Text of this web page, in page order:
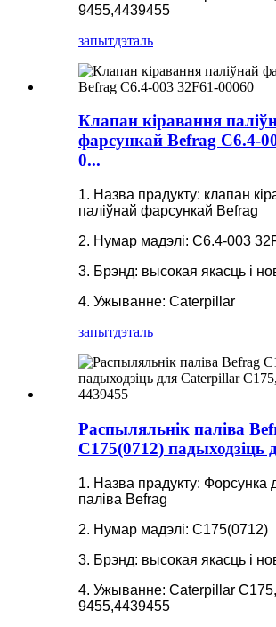
9455,4439455
запытдэталь
Клапан кіравання
фарсункай Befrag C6.4-
0...
1. Назва прадукту: клапан
паліўнай фарсункай Befrag
2. Нумар мадэлі: C6.4-003
3. Брэнд: высокая якасць і
4. Ужыванне: Caterpillar
запытдэталь
Распыляльнік паліва
C175(0712) падыходзіць
1. Назва прадукту: Форсунка
паліва Befrag
2. Нумар мадэлі: C175(0712)
3. Брэнд: высокая якасць і
4. Ужыванне: Caterpillar
9455,4439455